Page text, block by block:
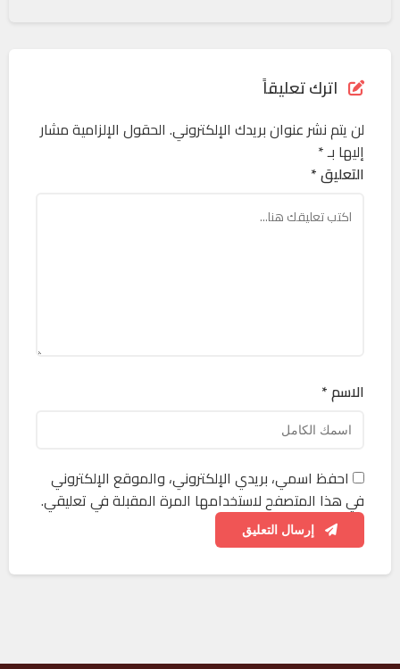
اترك تعليقاً
لن يتم نشر عنوان بريدك الإلكتروني. الحقول الإلزامية مشار
إليها بـ*
التعليق *
الاسم *
احفظ اسمي، بريدي الإلكتروني، والموقع الإلكتروني
في هذا المتصفح لاستخدامها المرة المقبلة في تعليقي.